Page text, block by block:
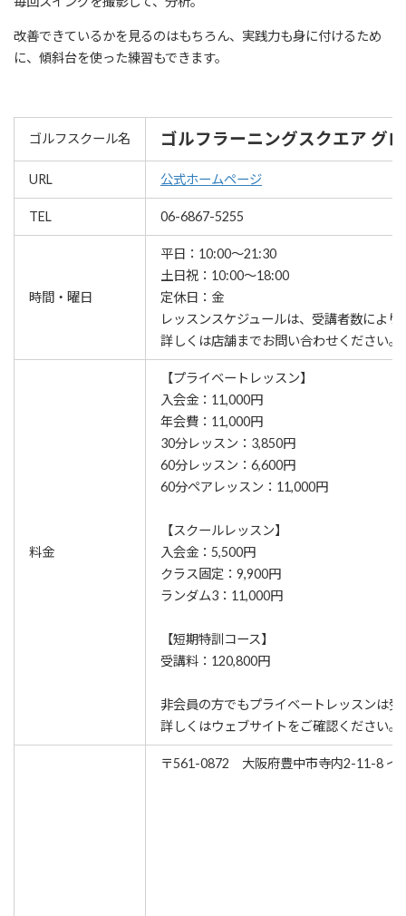
改善できているかを見るのはもちろん、実践力も身に付けるため
に、傾斜台を使った練習もできます。
ゴルフスクール名 ゴルフラーニングスクエア グ
URL 公式ホームページ
TEL 06-6867-5255
時間・曜日
平日：10:00～21:30
土日祝：10:00～18:00
定休日：金
レッスンスケジュールは、受講者数によ
詳しくは店舗までお問い合わせください。
料金
【プライベートレッスン】
入会金：11,000円
年会費：11,000円
30分レッスン：3,850円
60分レッスン：6,600円
60分ペアレッスン：11,000円
【スクールレッスン】
入会金：5,500円
クラス固定：9,900円
ランダム3：11,000円
【短期特訓コース】
受講料：120,800円
非会員の方でもプライベートレッスンは受
詳しくはウェブサイトをご確認ください。
〒561-0872 大阪府豊中市寺内2-11-8 イ